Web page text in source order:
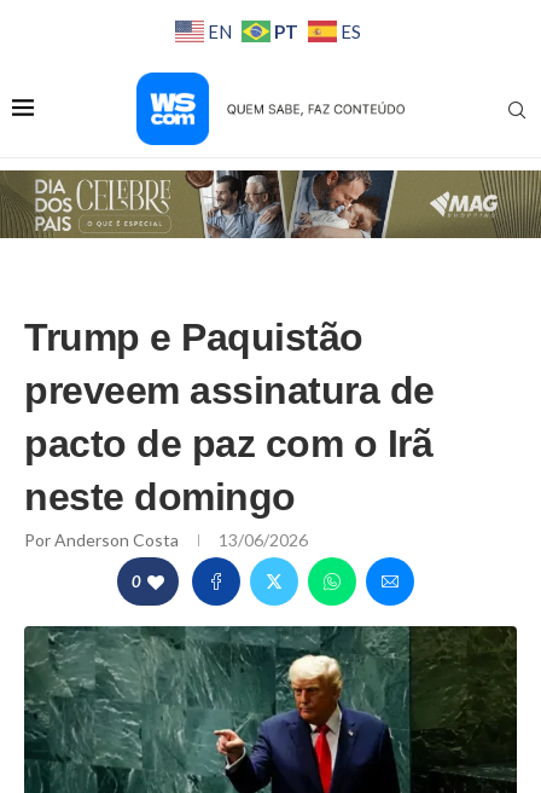
EN PT ES
Trump e Paquistão
preveem assinatura de
pacto de paz com o Irã
neste domingo
PorAnderson Costa 13/06/2026
0